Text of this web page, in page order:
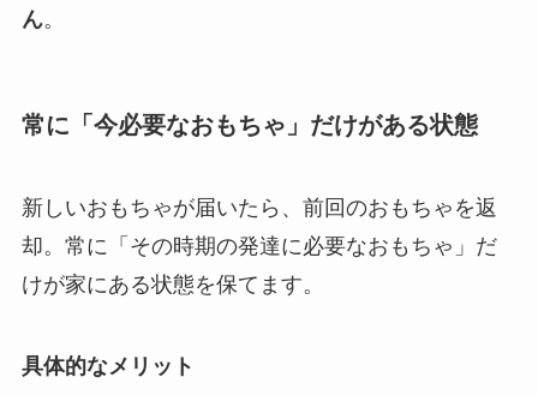
ん。
常に「今必要なおもちゃ」だけがある状態
新しいおもちゃが届いたら、前回のおもちゃを返
却。常に「その時期の発達に必要なおもちゃ」だ
けが家にある状態を保てます。
具体的なメリット